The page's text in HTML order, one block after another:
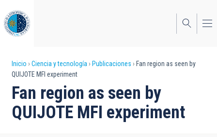
al
contenido
principal
Sobrescribir
enlaces
de
ayuda
Inicio Ciencia y tecnología Publicaciones
Fan region as seen by
QUIJOTE MFI experiment
Fan region as seen by
QUIJOTE MFI experiment